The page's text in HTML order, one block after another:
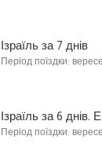
Ізраїль за 7 днів
Період поїздки:
Ізраїль за 6
Період поїздки: